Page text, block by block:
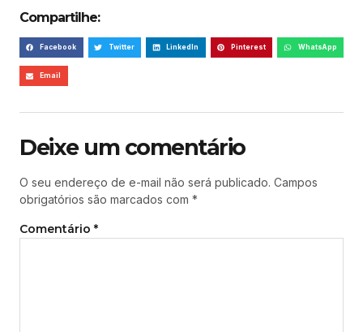
Compartilhe:
Facebook Twitter LinkedIn Pinterest WhatsApp
Email
Deixe um comentário
O seu endereço de e-mail não será publicado. Campos
obrigatórios são marcados com *
Comentário *